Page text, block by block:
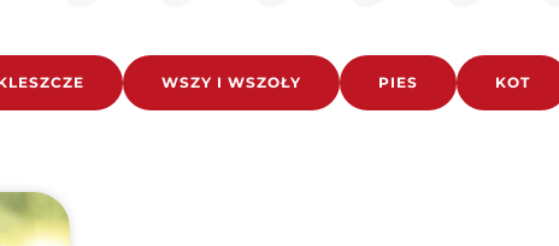
WSZY I WSZOŁY PIES KOT